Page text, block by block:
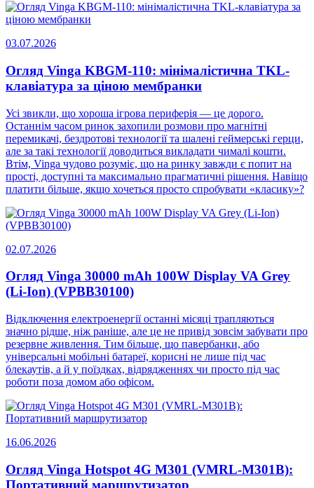
03.07.2026
Огляд Vinga KBGM-110: мінімалістична TKL-
клавіатура за ціною мембранки
Усі звикли, що хороша ігрова периферія — це дорого.
Останнім часом ринок захопили розмови про магнітні
перемикачі, бездротові технології та шалені геймерські герци,
але за такі технології доводиться викладати чималі кошти.
Втім, Vinga чудово розуміє, що на ринку завжди є попит на
прості, доступні та максимально прагматичні рішення. Навіщо
платити більше, якщо хочеться просто спробувати «класику»?
02.07.2026
Огляд Vinga 30000 mAh 100W Display VA Grey
(Li-Ion) (VPBB30100)
Відключення електроенергії останні місяці трапляються
значно рідше, ніж раніше, але це не привід зовсім забувати про
резервне живлення. Тим більше, що павербанки, або
універсальні мобільні батареї, корисні не лише під час
блекаутів, а й у поїздках, відрядженнях чи просто під час
роботи поза домом або офісом.
16.06.2026
Огляд Vinga Hotspot 4G M301 (VMRL-M301B):
Портативний маршрутизатор